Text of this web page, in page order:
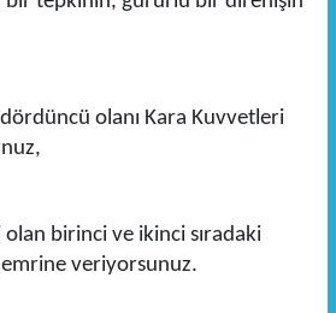
dördüncü olanı Kara Kuvvetleri
birinci ve ikinci sıradaki
veriyorsunuz.